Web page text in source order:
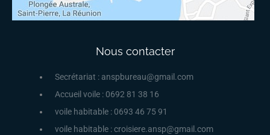
Nous contacter
Secrétariat : anspbureau@gmail.com
Accueil voile : 0692 81 38 16
voile habitable : 0693 46 75 91
voile habitable : croisiere.ansp@gmail.com